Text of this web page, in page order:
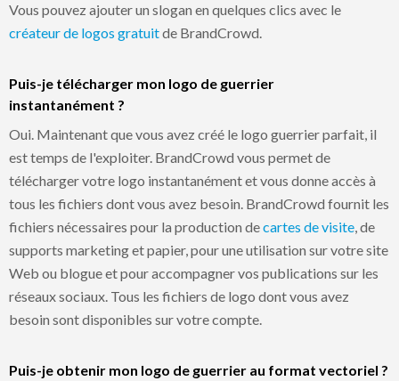
Vous pouvez ajouter un slogan en quelques clics avec le
créateur de logos gratuitde BrandCrowd.
Puis-je télécharger mon logo de guerrier
instantanément ?
Oui. Maintenant que vous avez créé le logo guerrier parfait, il
est temps de l'exploiter. BrandCrowd vous permet de
télécharger votre logo instantanément et vous donne accès à
tous les fichiers dont vous avez besoin. BrandCrowd fournit les
fichiers nécessaires pour la production decartes de visite , de
supports marketing et papier, pour une utilisation sur votre site
Web ou blogue et pour accompagner vos publications sur les
réseaux sociaux. Tous les fichiers de logo dont vous avez
besoin sont disponibles sur votre compte.
Puis-je obtenir mon logo de guerrier au format vectoriel ?